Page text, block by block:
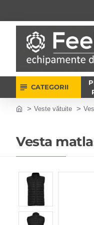
CATEGORII
Veste vătuite
Vesta